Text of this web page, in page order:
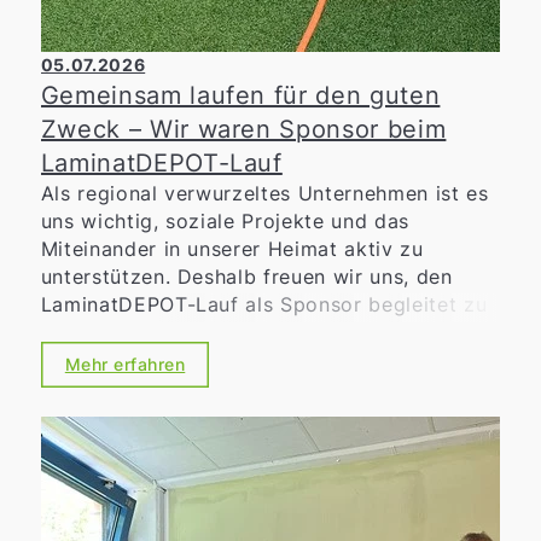
05.07.2026
Gemeinsam laufen für den guten
Zweck – Wir waren Sponsor beim
LaminatDEPOT-Lauf
Als regional verwurzeltes Unternehmen ist es
uns wichtig, soziale Projekte und das
Miteinander in unserer Heimat aktiv zu
unterstützen. Deshalb freuen wir uns, den
LaminatDEPOT-Lauf als Sponsor begleitet zu
sportliche Herausforderung mit sozialem
Engagement. Ob beim 10-Kilometer-
Hauptlauf, dem Volkslauf, den Walking-
Strecken oder den Bambini- und
Schülerläufen – jeder gelaufene Kilometer
stand im Zeichen des guten Zwecks.
Sämtliche Einnahmen aus den Startgeldern
Mehr erfahren